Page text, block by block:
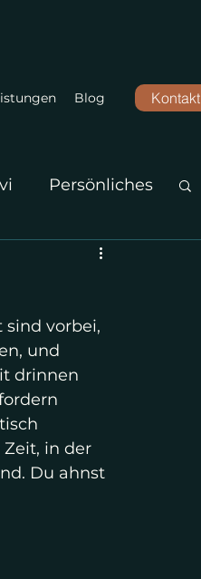
Blog Kontakt
Persönliches
vorbei,
und
drinnen
in der
Du ahnst